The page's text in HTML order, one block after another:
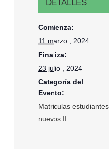
DETALLES
Comienza:
11 marzo , 2024
Finaliza:
23 julio , 2024
Categoría del
Evento:
Matriculas estudiantes
nuevos II